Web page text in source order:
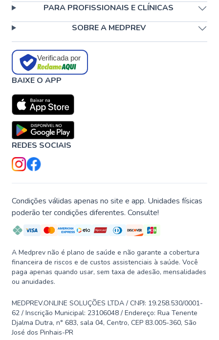
PARA PROFISSIONAIS E CLÍNICAS
SOBRE A MEDPREV
Verificada por
BAIXE O APP
REDES SOCIAIS
Condições válidas apenas no site e app. Unidades físicas
poderão ter condições diferentes. Consulte!
A Medprev não é plano de saúde e não garante a cobertura
financeira de riscos e de custos assistenciais à saúde. Você
paga apenas quando usar, sem taxa de adesão, mensalidades
ou anuidades.
MEDPREV.ONLINE SOLUÇÕES LTDA / CNPJ: 19.258.530/0001-
62 / Inscrição Municipal: 23106048 / Endereço: Rua Tenente
Djalma Dutra, n° 683, sala 04, Centro, CEP 83.005-360, São
José dos Pinhais-PR